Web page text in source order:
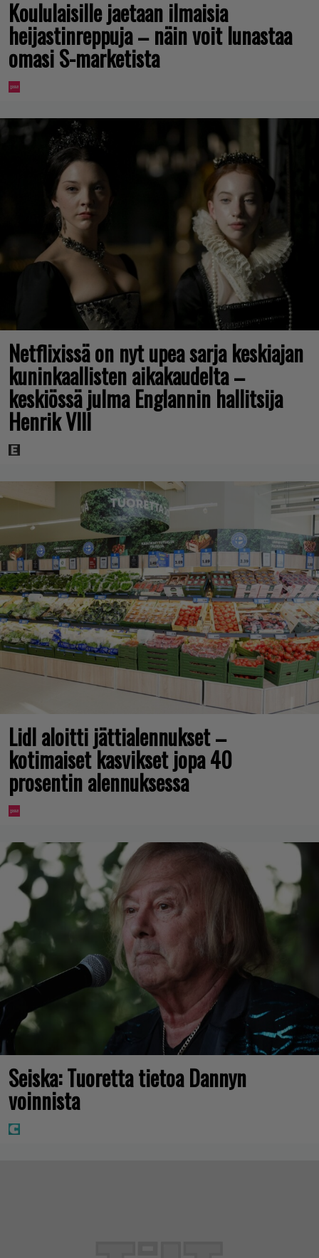
Koululaisille jaetaan ilmaisia
heijastinreppuja – näin voit lunastaa
omasi S-marketista
Netflixissä on nyt upea sarja keskiajan
kuninkaallisten aikakaudelta –
keskiössä julma Englannin hallitsija
Henrik VIII
Lidl aloitti jättialennukset –
kotimaiset kasvikset jopa 40
prosentin alennuksessa
Seiska: Tuoretta tietoa Dannyn
voinnista